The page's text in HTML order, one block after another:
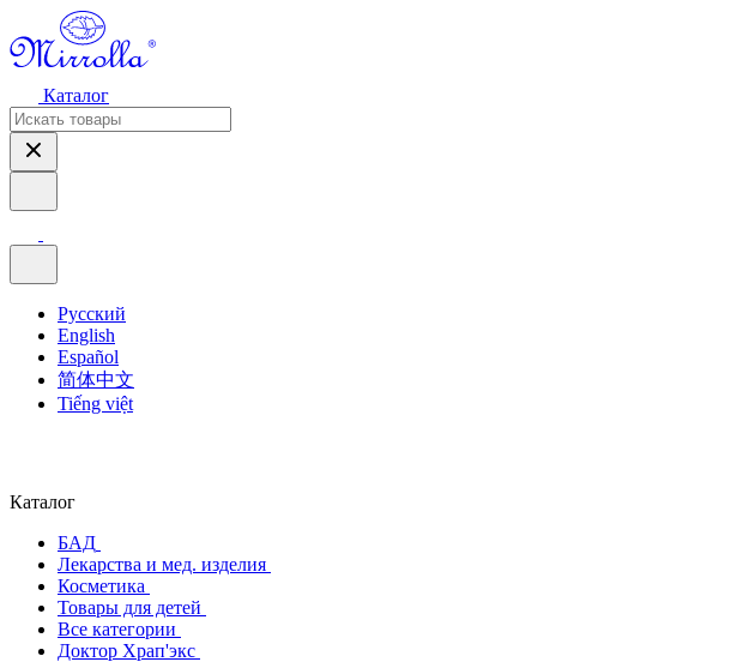
Каталог
Русский
English
Español
简体中文
Tiếng việt
Каталог
БАД
Лекарства и мед. изделия
Косметика
Товары для детей
Все категории
Доктор Храп'экс